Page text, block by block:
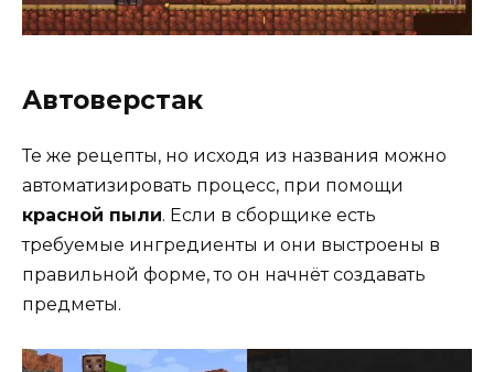
Автоверстак
Те же рецепты, но исходя из названия можно
автоматизировать процесс, при помощи
красной пыли. Если в сборщике есть
требуемые ингредиенты и они выстроены в
правильной форме, то он начнёт создавать
предметы.